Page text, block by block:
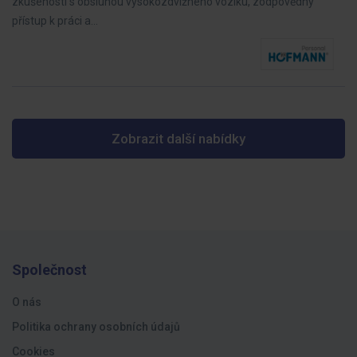
přístup k práci a…
Zobrazit další nabídky
Společnost
O nás
Politika ochrany osobních údajů
Cookies